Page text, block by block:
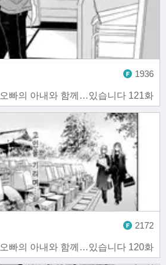
오빠의 아내와 함께…있습니다 121화
1936
오빠의 아내와 함께…있습니다 120화
2172